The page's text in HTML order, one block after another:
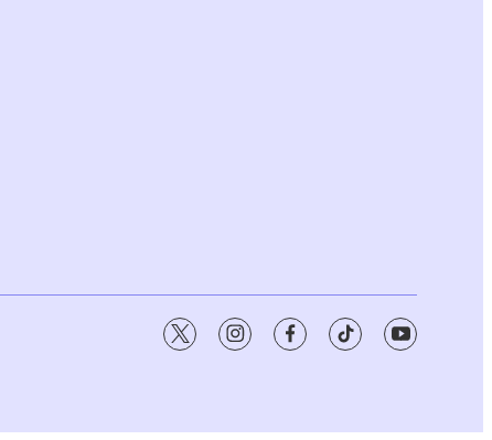
twitter instagramfacebooktiktok youtube